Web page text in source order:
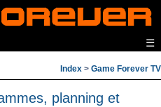
☰
Index > Game Forever TV
planning et